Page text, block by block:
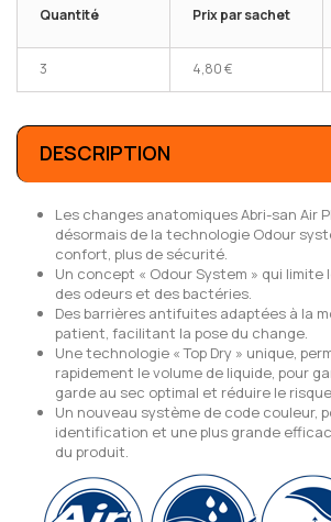
Quantité Prix par sachet
3 4,80 €
DESCRIPTION
Les changes anatomiques Abri-san Air
désormais de la technologie Odour
confort, plus de sécurité.
Un concept « Odour System » qui limite
des odeurs et des bactéries.
Des barrières antifuites adaptées à la
patient, facilitant la pose du change.
Une technologie « Top Dry » unique,
rapidement le volume de liquide, pour
garde au sec optimal et réduire le
Un nouveau système de code couleur,
identification et une plus grande
du produit.